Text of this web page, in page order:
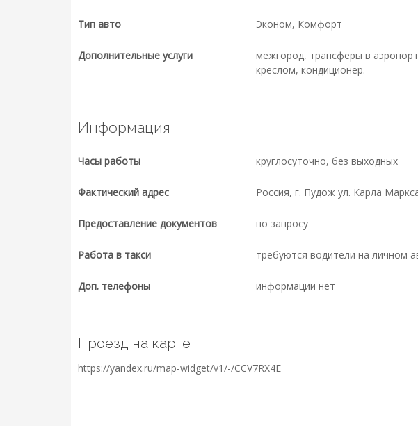
Тип авто Эконом, Комфорт
Дополнительные услуги
межгород, трансферы в
креслом, кондиционер.
Информация
Часы работы круглосуточно, без выходных
Фактический адрес Россия, г. Пудож ул. Карла
Предоставление документов по запросу
Работа в такси требуются водители на личном
Доп. телефоны информации нет
Проезд на карте
https://yandex.ru/map-widget/v1/-/CCV7RX4E